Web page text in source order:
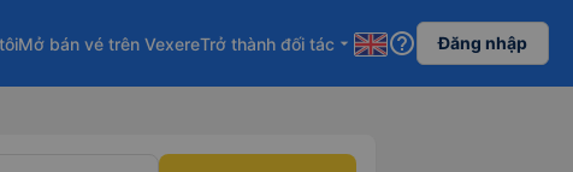
Mở bán vé trên VexereTrở thành đối tác arrow_drop_down help_outline Đăng nhập